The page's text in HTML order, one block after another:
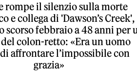
rompe il silenzio sulla morte
e collega di 'Dawson’s Creek',
scorso febbraio a 48 anni per
colon-retto: «Era un uomo
affrontare l’impossibile con
grazia»